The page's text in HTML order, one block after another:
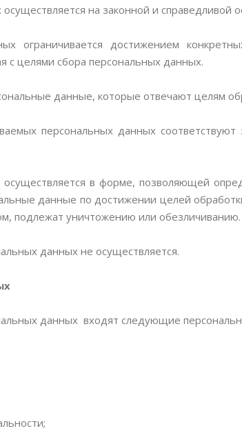
на законной и справедливой
ограничивается достижением
с целями сбора персональных данных.
данные, которые отвечают целям
персональных данных
в форме, позволяющей
данные по достижении целей
подлежат уничтожению или обезличиванию.
данных не осуществляется.
данных входят следующие